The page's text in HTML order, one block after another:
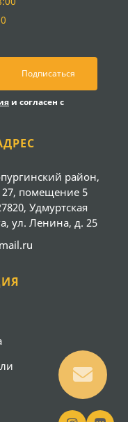
Подписаться
и согласен с
район,
27, помещение 5
Удмуртская
ул. Ленина, д. 25